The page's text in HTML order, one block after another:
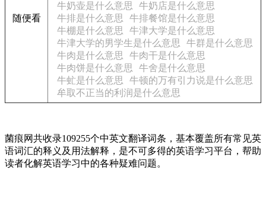
随便看
牛奶壶是什么意思
牛奶店是什么意思
牛排是什么意思
牛排餐馆是什么意思
牛棚是什么意思
牛津大学是什么意思
牛津大学的男学生是什么意思
牛群是什么意思
牛肉是什么意思
牛肉干是什么意思
牛肉饼是什么意思
牛舍是什么意思
牛虻是什么意思
牛顿的万有引力说是什么意思
牟取不正当的利润是什么意思
菌痕网共收录109255个中英文翻译词条，基本覆盖所有常见英
语词汇的释义及用法解释，是不可多得的英语学习平台，帮助
读者化解英语学习中的各种疑难问题。